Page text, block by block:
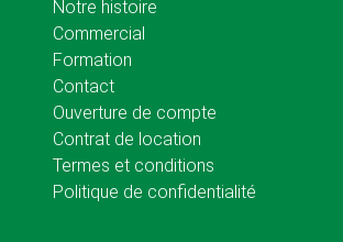
Notre histoire
Commercial
Formation
Contact
Ouverture de compte
Contrat de location
Termes et conditions
Politique de confidentialité